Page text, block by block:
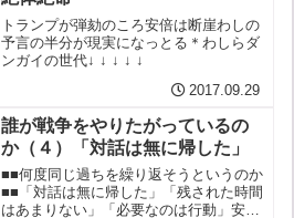
トランプが弾劾のころ安倍は断崖わしの
予言の半分が現実になっとる＊わしらダ
ンガイの世代↓ ↓ ↓ ↓ ↓
2017.09.29
誰が戦争をやりたがっているの
か（４）「対話は無に帰した」
■■何度同じ過ちを繰り返そうというのか
■■「対話は無に帰した」「残された時間
はあまりない」「必要なのは行動」安倍